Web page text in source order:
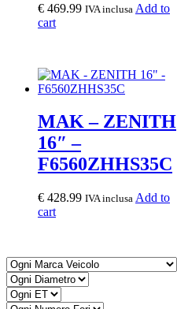
€ 469.99 IVA inclusa Add to
cart
MAK – ZENITH
16″ –
F6560ZHHS35C
€ 428.99 IVA inclusa Add to
cart